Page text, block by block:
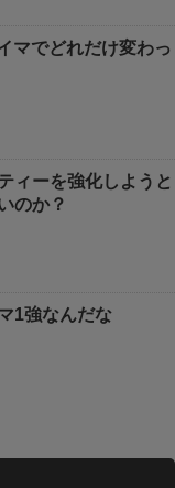
マでどれだけ変わっ
ィーを強化しようと
のか？
1強なんだな